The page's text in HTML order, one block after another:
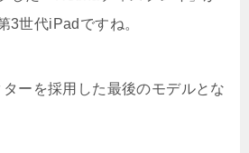
3世代iPadですね。
ーを採用した最後のモデルとな